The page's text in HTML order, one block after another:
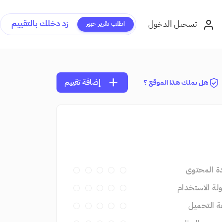
تسجيل الدخول اطلب تقرير خبير زد دخلك بالتقييم
هل تملك هذا الموقع ؟ add إضافة تقييم
المحتوى
الاستخدام
التحميل